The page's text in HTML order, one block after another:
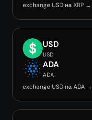
exchange USD на XRP →
USD
USD
ADA
ADA
exchange USD на ADA →